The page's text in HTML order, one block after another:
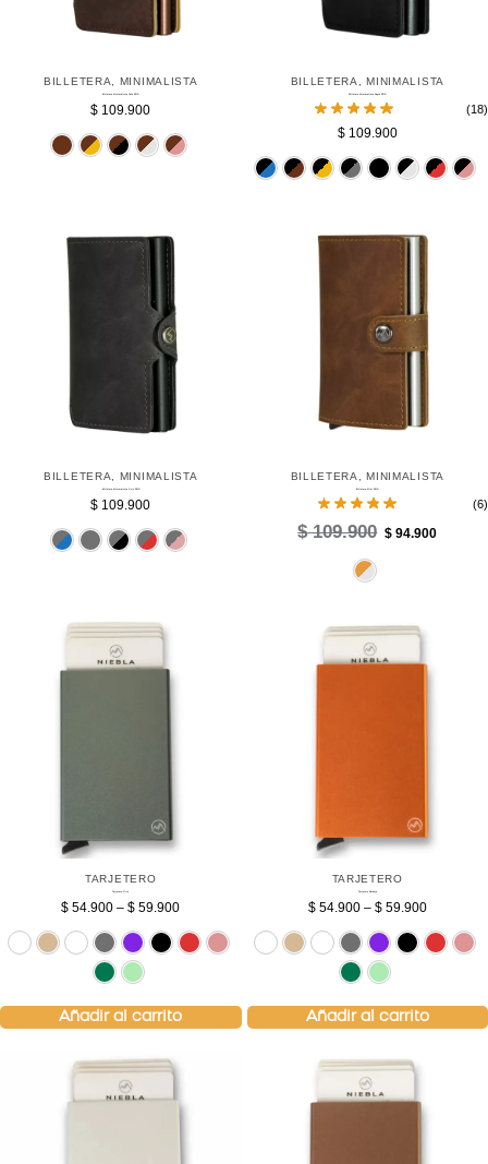
BILLETERA MINIMALISTA
$ 109.900
Cafe
BILLETERA ,MINIMALISTA
(18)
$109.900
AzulCafeDorado
Gris
BILLETERA MINIMALISTA
$ 109.900
Azul Rosado
BILLETERA ,MINIMALISTA
(6)
$109.900 $ 94.900
TARJETERO
$ 54.900 – $ 59.900
Sin bolsillo
BeigeBlanco
Gris MoradoNegroRojo Rosado
Añadir al carrito
TARJETERO
$54.900 – $59.900
Sin bolsillo
BeigeBlanco
Gris
Añadir al carrito